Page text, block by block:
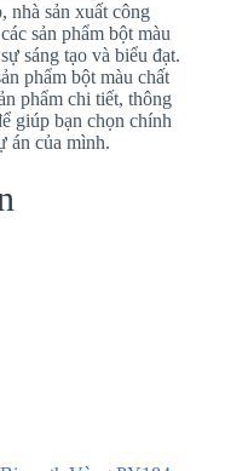
nhà sản xuất công
sản phẩm bột màu
sáng tạo và biểu đạt.
phẩm bột màu chất
phẩm chi tiết, thông
giúp bạn chọn chính
án của mình.